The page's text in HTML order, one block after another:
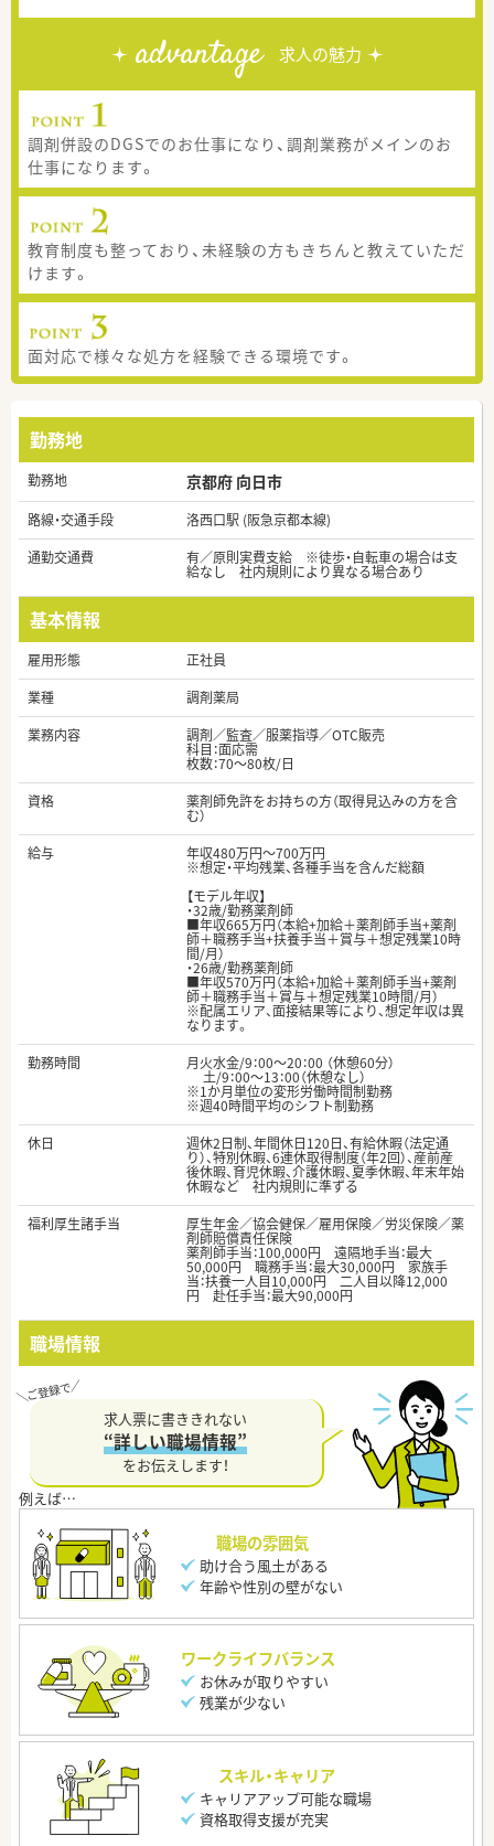
advantage 求人の魅力
調剤併設のDGSでのお仕事になり、調剤業務がメインのお
仕事になります。
教育制度も整っており、未経験の方もきちんと教えていただ
けます。
面対応で様々な処方を経験できる環境です。
勤務地
勤務地 京都府 向日市
路線・交通手段
洛西口駅 (阪急京都本線)
通勤交通費
有／原則実費支給 ※徒歩・自転車の場合は支
給なし 社内規則により異なる場合あり
基本情報
雇用形態
正社員
業種
調剤薬局
業務内容
調剤／監査／服薬指導／OTC販売
科目：面応需
枚数：70～80枚/日
資格
薬剤師免許をお持ちの方（取得見込みの方を含
む）
給与
年収480万円～700万円
※想定・平均残業、各種手当を含んだ総額
【モデル年収】
・32歳/勤務薬剤師
■年収665万円（本給+加給＋薬剤師手当+薬剤
師＋職務手当+扶養手当＋賞与＋想定残業10時
間/月）
・26歳/勤務薬剤師
■年収570万円（本給+加給＋薬剤師手当+薬剤
師＋職務手当＋賞与＋想定残業10時間/月）
※配属エリア、面接結果等により、想定年収は異
なります。
勤務時間
月火水金/9：00～20：00 （休憩60分）
土/9：00〜13：00（休憩なし）
※1か月単位の変形労働時間制勤務
※週40時間平均のシフト制勤務
休日
週休2日制、年間休日120日、有給休暇（法定通
り）、特別休暇、6連休取得制度（年2回）、産前産
後休暇、育児休暇、介護休暇、夏季休暇、年末年始
休暇など 社内規則に準ずる
福利厚生諸手当
厚生年金／協会健保／雇用保険／労災保険／薬
剤師賠償責任保険
薬剤師手当：100,000円 遠隔地手当：最大
50,000円 職務手当：最大30,000円 家族手
当：扶養一人目10,000円 二人目以降12,000
円 赴任手当：最大90,000円
職場情報
求人票に書ききれない
“詳しい職場情報”
をお伝えします！
職場の雰囲気
助け合う風土がある
年齢や性別の壁がない
ワークライフバランス
お休みが取りやすい
残業が少ない
スキル・キャリア
キャリアアップ可能な職場
資格取得支援が充実